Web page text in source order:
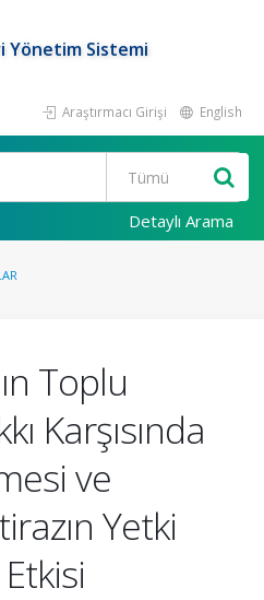
Yönetim Sistemi
Araştırmacı Girişi English
Detaylı Arama
Toplu
Karşısında
ve
Yetki